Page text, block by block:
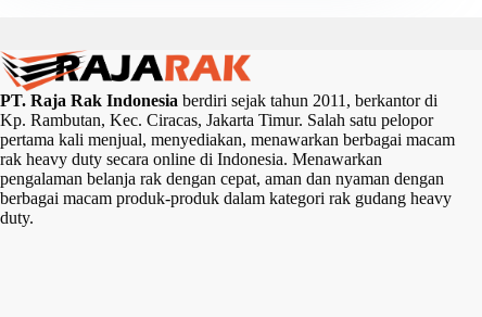
PT. Raja Rak Indonesia berdiri sejak tahun 2011, berkantor di
Kp. Rambutan, Kec. Ciracas, Jakarta Timur. Salah satu pelopor
pertama kali menjual, menyediakan, menawarkan berbagai macam
rak heavy duty secara online di Indonesia. Menawarkan
pengalaman belanja rak dengan cepat, aman dan nyaman dengan
berbagai macam produk-produk dalam kategori rak gudang heavy
duty.